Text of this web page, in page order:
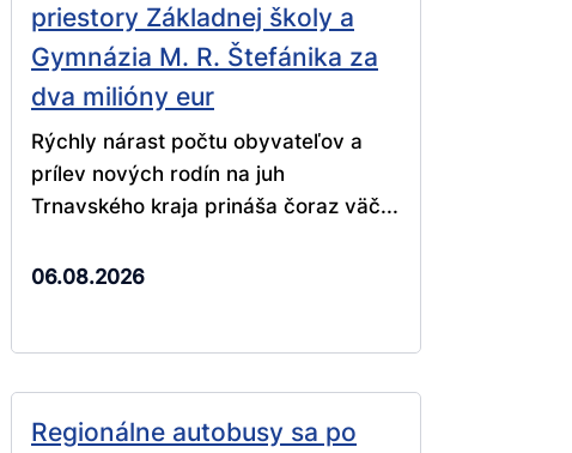
priestory Základnej školy a
Gymnázia M. R. Štefánika za
dva milióny eur
Rýchly nárast počtu obyvateľov a
prílev nových rodín na juh
Trnavského kraja prináša čoraz väč...
06.08.2026
Regionálne autobusy sa po